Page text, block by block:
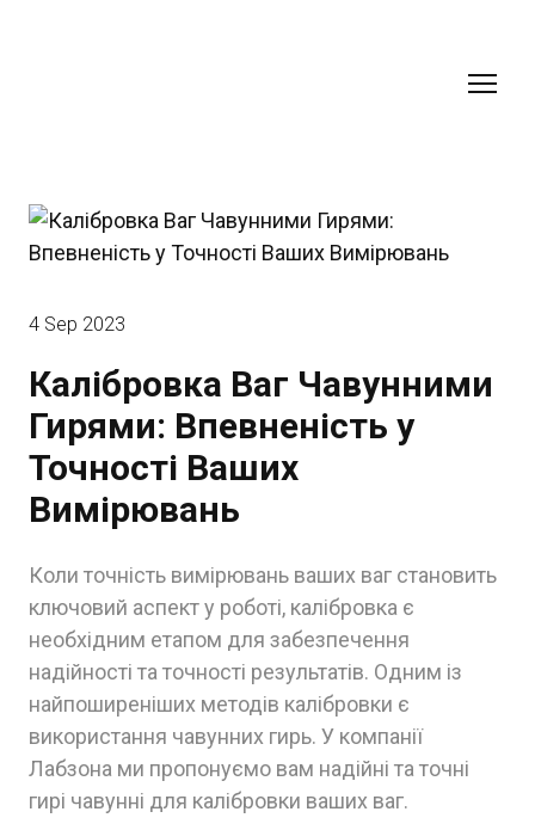
4 Sep 2023
Калібровка Ваг Чавунними
Гирями: Впевненість у
Точності Ваших
Вимірювань
Коли точність вимірювань ваших ваг становить
ключовий аспект у роботі, калібровка є
необхідним етапом для забезпечення
надійності та точності результатів. Одним із
найпоширеніших методів калібровки є
використання чавунних гирь. У компанії
Лабзона ми пропонуємо вам надійні та точні
гирі чавунні для калібровки ваших ваг.